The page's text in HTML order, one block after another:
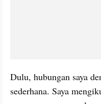
Dulu, hubungan saya
sederhana. Saya